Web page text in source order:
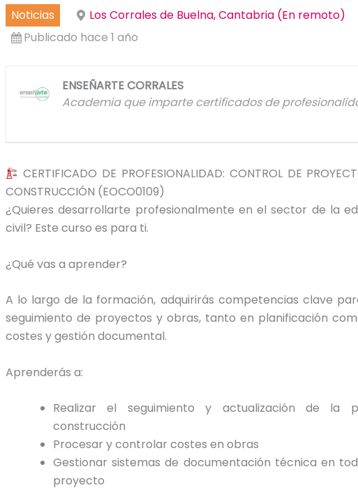
Noticias
Los Corrales de Buelna, Cantabria (En remoto)
Publicado hace 1 año
ENSEÑARTE CORRALES
Academia que imparte certificados de
CERTIFICADO DE PROFESIONALIDAD: CONTROL DE
CONSTRUCCIÓN (EOCO0109)
¿Quieres desarrollarte profesionalmente en el sector de la
civil? Este curso es para ti.
¿Qué vas a aprender?
A lo largo de la formación, adquirirás competencias clave
seguimiento de proyectos y obras, tanto en planificación
costes y gestión documental.
Aprenderás a:
Realizar el seguimiento y actualización de la
construcción
Procesar y controlar costes en obras
Gestionar sistemas de documentación técnica en
proyecto